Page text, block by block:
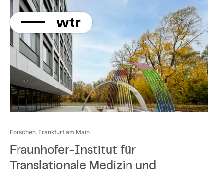
zum
Inhalt
Forschen, Frankfurt am Main
Fraunhofer-Institut für
Translationale Medizin und